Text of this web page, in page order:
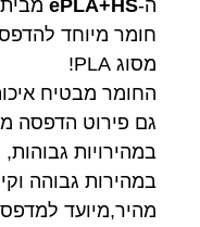
ה-ePLA+HS
חומר מיוחד
מסוג PLA!
החומר מבטיח
גם פירוט הדפסה
במהירויות
במהירות גבוהה
מהיר,מיועד